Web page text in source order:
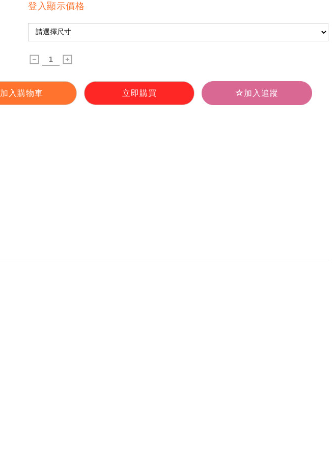
登入顯示價格
加入購物車 立即購買 加入追蹤